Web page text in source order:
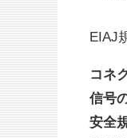
EIAJ
コネ
信号
安全